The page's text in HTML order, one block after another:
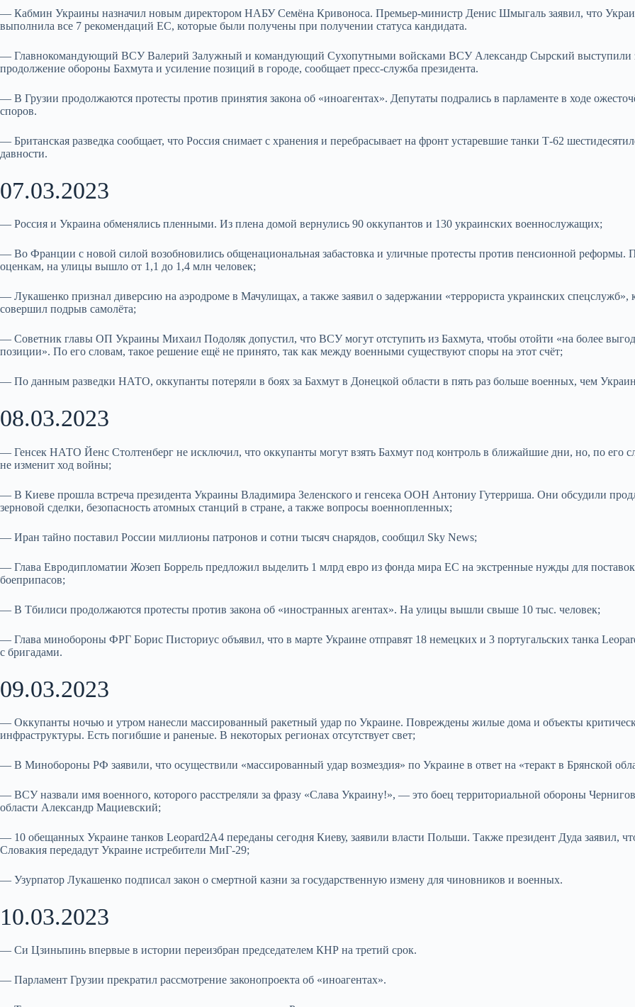
— Кабмин Украины назначил новым директором НАБУ Семёна Кривоноса. Премьер-министр Денис Шмыгаль заявил, что
выполнила все 7 рекомендаций ЕС, которые были получены при получении статуса кандидата.
— Главнокомандующий ВСУ Валерий Залужный и командующий Сухопутными войсками ВСУ Александр Сырский выступили
продолжение обороны Бахмута и усиление позиций в городе, сообщает пресс-служба президента.
— В Грузии продолжаются протесты против принятия закона об «иноагентах». Депутаты подрались в парламенте в ходе
споров.
— Британская разведка сообщает, что Россия снимает с хранения и перебрасывает на фронт устаревшие танки Т-62
давности.
07.03.2023
— Россия и Украина обменялись пленными. Из плена домой вернулись 90 оккупантов и 130 украинских военнослужащих;
— Во Франции с новой силой возобновились общенациональная забастовка и уличные протесты против пенсионной реформы.
оценкам, на улицы вышло от 1,1 до 1,4 млн человек;
— Лукашенко признал диверсию на аэродроме в Мачулищах, а также заявил о задержании «террориста украинских спецслужб»,
совершил подрыв самолёта;
— Советник главы ОП Украины Михаил Подоляк допустил, что ВСУ могут отступить из Бахмута, чтобы отойти «на более
позиции». По его словам, такое решение ещё не принято, так как между военными существуют споры на этот счёт;
— По данным разведки НАТО, оккупанты потеряли в боях за Бахмут в Донецкой области в пять раз больше военных, чем
08.03.2023
— Генсек НАТО Йенс Столтенберг не исключил, что оккупанты могут взять Бахмут под контроль в ближайшие дни, но, по его
не изменит ход войны;
— В Киеве прошла встреча президента Украины Владимира Зеленского и генсека ООН Антониу Гутерриша. Они обсудили
зерновой сделки, безопасность атомных станций в стране, а также вопросы военнопленных;
— Иран тайно поставил России миллионы патронов и сотни тысяч снарядов, сообщил Sky News;
— Глава Eвродипломатии Жозеп Боррель предложил выделить 1 млрд евро из фонда мира ЕС на экстренные нужды для
боеприпасов;
— В Тбилиси продолжаются протесты против закона об «иностранных агентах». На улицы вышли свыше 10 тыc. человек;
— Глава минобороны ФРГ Борис Писториус объявил, что в марте Украине отправят 18 немецких и 3 португальских танка
с бригадами.
09.03.2023
— Оккупанты ночью и утром нанесли массированный ракетный удар по Украине. Повреждены жилые дома и объекты
инфраструктуры. Есть погибшие и раненые. В некоторых регионах отсутствует свет;
— В Минобороны РФ заявили, что осуществили «массированный удар возмездия» по Украине в ответ на «теракт в Брянской
— ВСУ назвали имя военного, которого расстреляли за фразу «Слава Украину!», — это боец территориальной обороны
области Александр Мациевский;
— 10 обещанных Украине танков Leopard2А4 переданы сегодня Киеву, заявили власти Польши. Также президент Дуда заявил,
Словакия передадут Украине истребители МиГ-29;
— Узурпатор Лукашенко подписал закон о смертной казни за государственную измену для чиновников и военных.
10.03.2023
— Си Цзиньпинь впервые в истории переизбран председателем КНР на третий срок.
— Парламент Грузии прекратил рассмотрение законопроекта об «иноагентах».